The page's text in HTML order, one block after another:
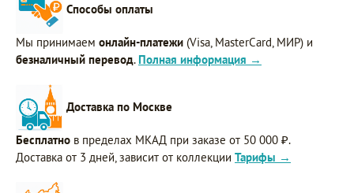
Способы оплаты
Мы принимаем онлайн-платежи (Visa, MasterCard, МИР) и
безналичный перевод. Полная информация →
Доставка по Москве
Бесплатно в пределах МКАД при заказе от 50 000 ₽.
Доставка от 3 дней, зависит от коллекции Тарифы →